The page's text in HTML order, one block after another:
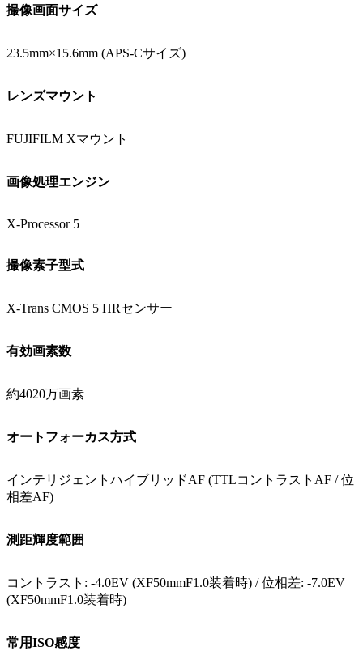
撮像画面サイズ
23.5mm×15.6mm (APS-Cサイズ)
レンズマウント
FUJIFILM Xマウント
画像処理エンジン
X-Processor 5
撮像素子型式
X-Trans CMOS 5 HRセンサー
有効画素数
約4020万画素
オートフォーカス方式
インテリジェントハイブリッドAF (TTLコントラストAF / 位
相差AF)
測距輝度範囲
コントラスト: -4.0EV (XF50mmF1.0装着時) / 位相差: -7.0EV
(XF50mmF1.0装着時)
常用ISO感度